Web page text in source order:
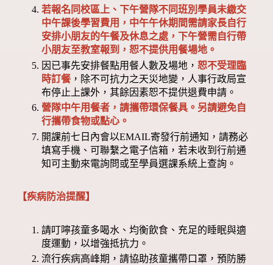
若報名同校區上、下午營隊不同班別學員未繳交
中午課後學習費用，中午午休期間需請家長自行
安排小朋友的午餐及休息之處，下午營需自行帶
小朋友至教室報到，恕不提供用餐場地。
因已事先安排餐點用餐人數及場地，恕不受理臨
時訂餐，除不可抗力之天災地變，人事行政局宣
布停止上課外，其餘因素恕不提供退費申請。
營隊中午用餐者，請攜帶環保餐具。另請避免自
行攜帶食物或點心。
開課前七日內會以EMAIL寄發行前通知，請務必
填寫手機、可聯繫之電子信箱，若未收到行前通
知可主動來電詢問或至學員選課系統上查詢。
【疾病防治提醒】
請叮嚀孩童多喝水、均衡飲食、充足的睡眠與適
度運動，以增強抵抗力。
流行疾病高峰期，請協助孩童攜帶口罩，預防勝